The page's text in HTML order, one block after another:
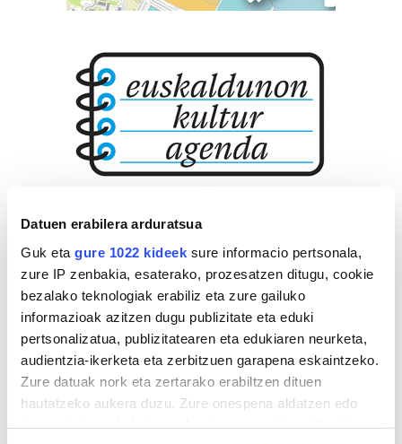
Datuen erabilera arduratsua
Guk eta gure 1022 kideek sure informacio pertsonala,
zure IP zenbakia, esaterako, prozesatzen ditugu, cookie
bezalako teknologiak erabiliz eta zure gailuko
informazioak azitzen dugu publizitate eta eduki
pertsonalizatua, publizitatearen eta edukiaren neurketa,
audientzia-ikerketa eta zerbitzuen garapena eskaintzeko.
Zure datuak nork eta zertarako erabiltzen dituen
hautatzeko aukera duzu. Zure onespena aldatzen edo